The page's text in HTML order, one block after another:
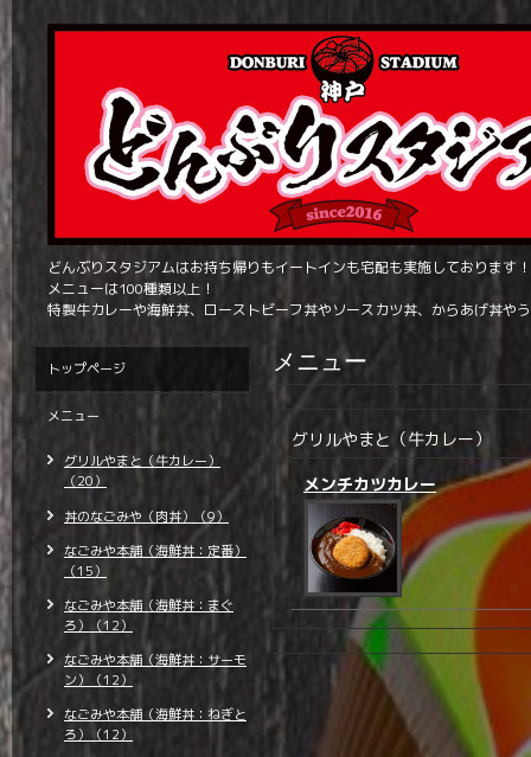
どんぶりスタジアムはお持ち帰りもイートインも宅配も実施しております！
メニューは100種類以上！
特製牛カレーや海鮮丼、ローストビーフ丼やソースカツ丼、からあげ丼や
メニュー
グリルやまと（牛カレー）
メンチカツカレー
トップページ
メニュー
グリルやまと（牛カレー）
（20）
丼のなごみや（肉丼）（9）
なごみや本舗（海鮮丼：定番）
（15）
なごみや本舗（海鮮丼：まぐ
ろ）（12）
なごみや本舗（海鮮丼：サーモ
ン）（12）
なごみや本舗（海鮮丼：ねぎと
ろ）（12）